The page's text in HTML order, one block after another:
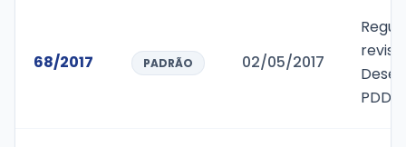
68/2017 PADRÃO 02/05/2017